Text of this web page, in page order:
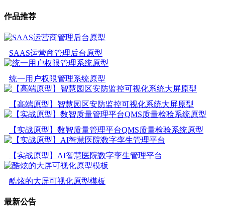
作品推荐
SAAS运营商管理后台原型
统一用户权限管理系统原型
【高端原型】智慧园区安防监控可视化系统大屏原型
【实战原型】数智质量管理平台QMS质量检验系统原型
【实战原型】AI智慧医院数字孪生管理平台
酷炫的大屏可视化原型模板
最新公告